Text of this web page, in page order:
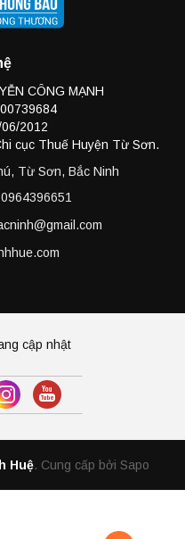
CÔNG MẠNH
2012
cục Thuế Huyện Từ Sơn.
Từ Sơn, Bắc Ninh
0964396651
cập nhật
Huệ. Cung cấp bởi Sapo